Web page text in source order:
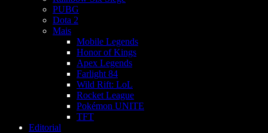
PUBG
Dota 2
Mais
Mobile Legends
Honor of Kings
Apex Legends
Farlight 84
Wild Rift: LoL
Rocket League
Pokémon UNITE
TFT
Editorial